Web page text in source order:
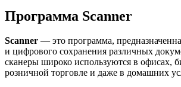
Программа Scanner
Scanner — это программа,
и цифрового сохранения различных
сканеры широко используются в офисах,
розничной торговле и даже в домашних